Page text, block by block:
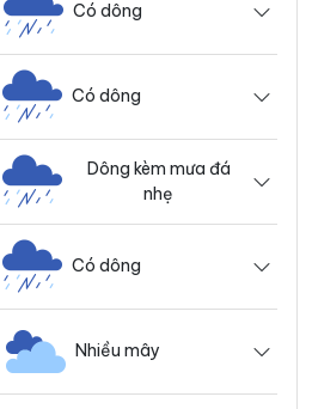
Có dông
Có dông
Dông kèm mưa đá
nhẹ
Có dông
Nhiều mây